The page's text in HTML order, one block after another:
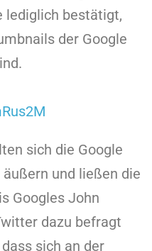
lediglich bestätigt,
der Google
sich die Google
und ließen die
Googles John
dazu befragt
sich an der